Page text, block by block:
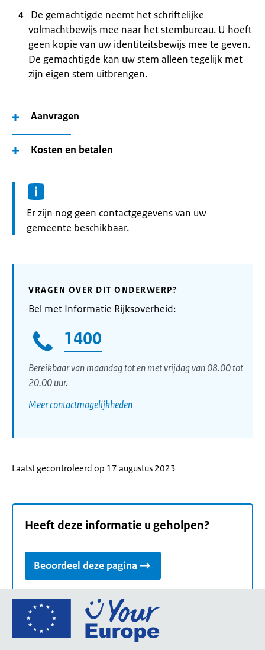
De gemachtigde neemt het schriftelijke
volmachtbewijs mee naar het stembureau. U hoeft
geen kopie van uw identiteitsbewijs mee te geven.
De gemachtigde kan uw stem alleen tegelijk met
zijn eigen stem uitbrengen.
Aanvragen
Kosten en betalen
Informatie:
Er zijn nog geen contactgegevens van uw
gemeente beschikbaar.
VRAGEN OVER DIT ONDERWERP?
Bel met Informatie Rijksoverheid:
1400
Bereikbaar van maandag tot en met vrijdag van 08.00 tot
20.00 uur.
Meer contactmogelijkheden
Laatst gecontroleerd op 17 augustus 2023
Heeft deze informatie u geholpen?
Beoordeel deze pagina
Ga
de